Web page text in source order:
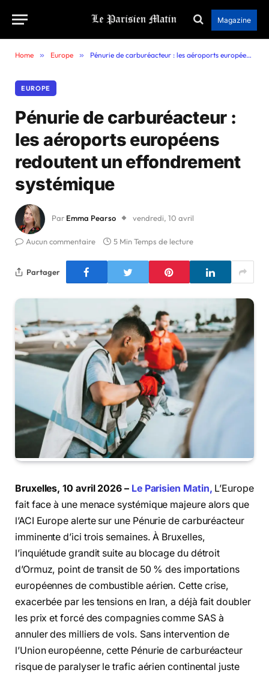
Magazine
Home » Europe » Pénurie de carburéacteur : les aéroports européens redoutent un effondrement systémique
EUROPE
Pénurie de carburéacteur :
les aéroports européens
redoutent un effondrement
systémique
Par Emma Pearso vendredi, 10 avril
Aucun commentaire 5 Min Temps de lecture
Partager
Bruxelles, 10 avril 2026 – Le Parisien Matin, L’Europe
fait face à une menace systémique majeure alors que
l’ACI Europe alerte sur une Pénurie de carburéacteur
imminente d’ici trois semaines. À Bruxelles,
l’inquiétude grandit suite au blocage du détroit
d’Ormuz, point de transit de 50 % des importations
européennes de combustible aérien. Cette crise,
exacerbée par les tensions en Iran, a déjà fait doubler
les prix et forcé des compagnies comme SAS à
annuler des milliers de vols. Sans intervention de
l’Union européenne, cette Pénurie de carburéacteur
risque de paralyser le trafic aérien continental juste